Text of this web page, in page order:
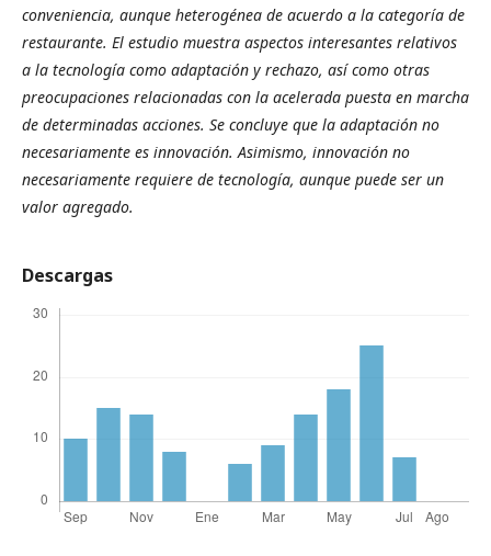
conveniencia, aunque heterogénea de acuerdo a la categoría de
restaurante. El estudio muestra aspectos interesantes relativos
a la tecnología como adaptación y rechazo, así como otras
preocupaciones relacionadas con la acelerada puesta en marcha
de determinadas acciones. Se concluye que la adaptación no
necesariamente es innovación. Asimismo, innovación no
necesariamente requiere de tecnología, aunque puede ser un
valor agregado.
Descargas